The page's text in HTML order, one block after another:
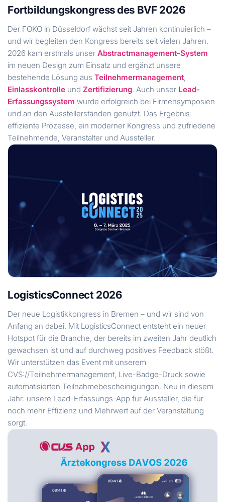
Fortbildungskongress des BVF 2026
Der FOKO in Düsseldorf wächst seit Jahren kontinuierlich –
und wir begleiten den Kongress bereits seit vielen Jahren.
2026 kam erstmals unser Abstractmanagement-System
im neuen Design zum Einsatz und ergänzt unsere
bestehende Lösung aus Teilnehmermanagement,
Einlasskontrolle und Zertifizierung. Auch unser Lead-
Erfassungssystem wurde erfolgreich bei Firmensymposien
und an den Ausstellerständen genutzt. Das Ergebnis:
effiziente Prozesse, ein moderner Kongress und zufriedene
Teilnehmende, Veranstalter und Aussteller.
LogisticsConnect 2026
Der neue Logistikkongress in Bremen – und wir sind von
Anfang an dabei. Mit LogisticsConnect entsteht ein neuer
Hotspot für die Branche, der bereits im zweiten Jahr deutlich
gewachsen ist und auf durchweg positives Feedback stößt.
Wir unterstützen das Event mit unserem
CVS://Teilnehmermanagement, Live-Badge-Druck sowie
automatisierten Teilnahmebescheinigungen. Neu in diesem
Jahr: unsere Lead-Erfassungs-App für Aussteller, die für
noch mehr Effizienz und Mehrwert auf der Veranstaltung
sorgt.